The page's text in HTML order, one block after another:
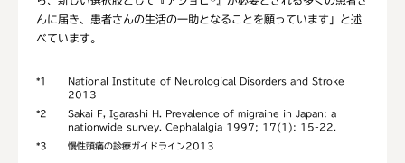
んに届き、患者さんの生活の一助となることを願っています」と述
べています。
*1
National Institute of Neurological Disorders and Stroke
2013
*2
Sakai F, Igarashi H. Prevalence of migraine in Japan: a
nationwide survey. Cephalalgia 1997; 17(1): 15-22.
*3 慢性頭痛の診療ガイドライン2013